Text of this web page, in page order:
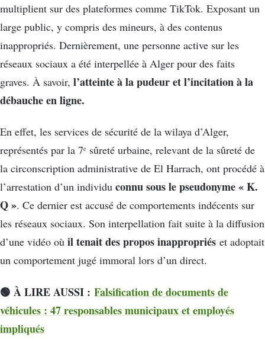
multiplient sur des plateformes comme TikTok. Exposant un
large public, y compris des mineurs, à des contenus
inappropriés. Dernièrement, une personne active sur les
réseaux sociaux a été interpellée à Alger pour des faits
graves. À savoir, l’atteinte à la pudeur et l’incitation à la
débauche en ligne.
En effet, les services de sécurité de la wilaya d’Alger,
représentés par la 7ᵉ sûreté urbaine, relevant de la sûreté de
la circonscription administrative de El Harrach, ont procédé à
l’arrestation d’un individu connu sous le pseudonyme « K.
Q ». Ce dernier est accusé de comportements indécents sur
les réseaux sociaux. Son interpellation fait suite à la diffusion
d’une vidéo où il tenait des propos inappropriés et adoptait
un comportement jugé immoral lors d’un direct.
🟢 À LIRE AUSSI : Falsification de documents de
véhicules : 47 responsables municipaux et employés
impliqués